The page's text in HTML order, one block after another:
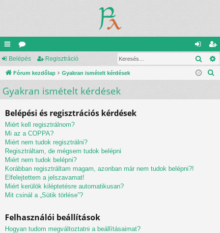
yo
rs
lin
k
ór
u
m
el
ép
eg
is
Belépés Regisztráció
Fórum kezdőlap Gyakran ismételt kérdések
Gyakran ismételt kérdések
Belépési és regisztrációs kérdések
Miért kell regisztrálnom?
Mi az a COPPA?
Miért nem tudok regisztrálni?
Regisztráltam, de mégsem tudok belépni
Miért nem tudok belépni?
Korábban regisztráltam magam, azonban már nem tudok belépni?!
Elfelejtettem a jelszavamat!
Miért kerülök kiléptetésre automatikusan?
Mit csinál a „Sütik törlése”?
Felhasználói beállítások
Hogyan tudom megváltoztatni a beállításaimat?